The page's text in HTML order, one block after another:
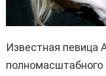
Известная певица